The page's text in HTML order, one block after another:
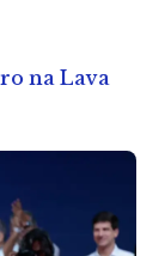
na Lava